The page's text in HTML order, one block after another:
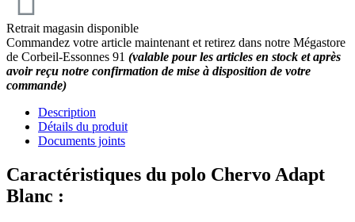
Retrait magasin disponible
Commandez votre article maintenant et retirez dans notre Mégastore
de Corbeil-Essonnes 91 (valable pour les articles en stock et après
avoir reçu notre confirmation de mise à disposition de votre
commande)
Description
Détails du produit
Documents joints
Caractéristiques du polo Chervo Adapt
Blanc :